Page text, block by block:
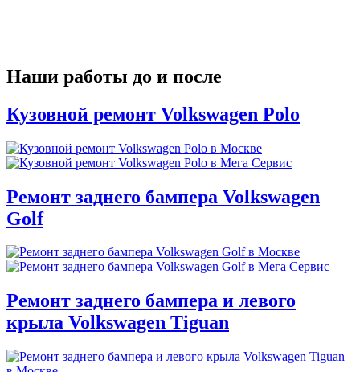
Наши работы до и после
Кузовной ремонт Volkswagen Polo
Ремонт заднего бампера Volkswagen
Golf
Ремонт заднего бампера и левого
крыла Volkswagen Tiguan